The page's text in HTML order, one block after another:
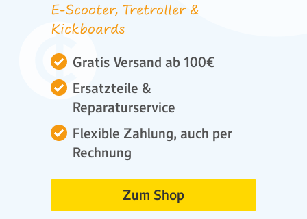
E-Scooter, Tretroller &
Kickboards
Gratis Versand ab 100€
Ersatzteile &
Reparaturservice
Flexible Zahlung, auch per
Rechnung
Zum Shop